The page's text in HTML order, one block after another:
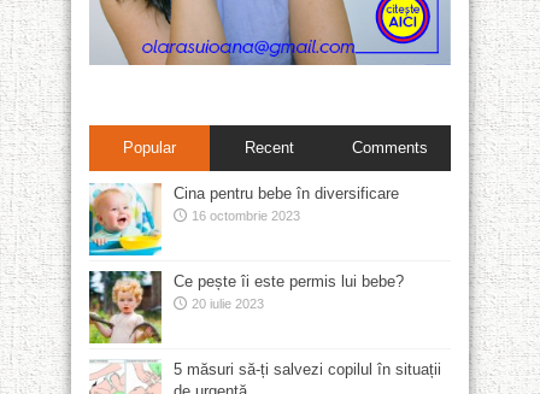
Popular Recent Comments
Cina pentru bebe în diversificare
16 octombrie 2023
Ce pește îi este permis lui bebe?
20 iulie 2023
5 măsuri să-ți salvezi copilul în situații